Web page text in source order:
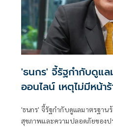
'ธนกร' จี้รัฐกำกับดูแล
ออนไลน์ เหตุไม่
'ธนกร' จี้รัฐกำกับดูแลมาตรฐาน
สุขภาพและความปลอดภัยของ